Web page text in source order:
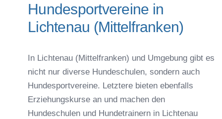
Hundesportvereine in
Lichtenau (Mittelfranken)
In Lichtenau (Mittelfranken) und Umgebung gibt es
nicht nur diverse Hundeschulen, sondern auch
Hundesportvereine. Letztere bieten ebenfalls
Erziehungskurse an und machen den
Hundeschulen und Hundetrainern in Lichtenau